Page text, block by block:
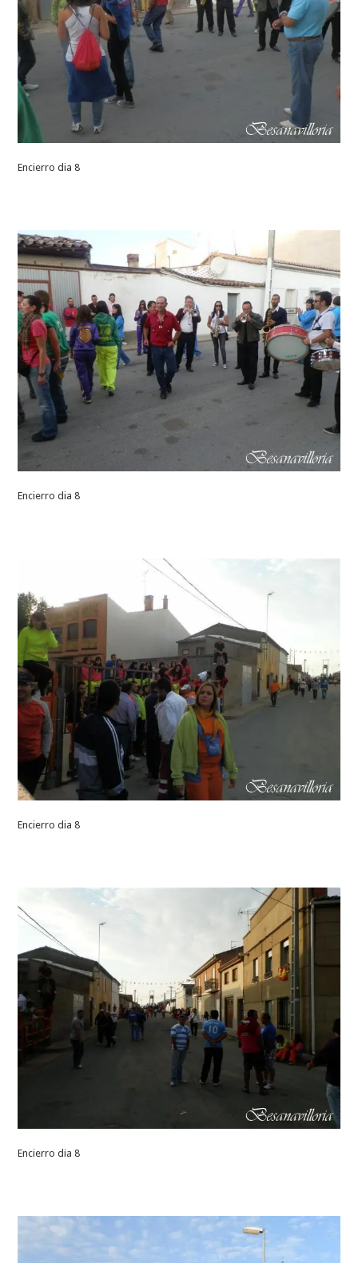
Encierro dia 8
Encierro dia 8
Encierro dia 8
Encierro dia 8